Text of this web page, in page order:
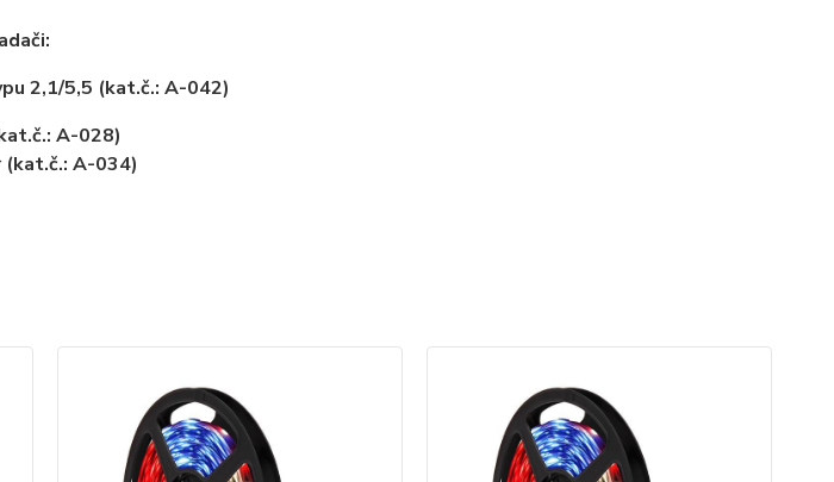
2,1/5,5 (kat.č.: A-042)
A-028)
(kat.č.: A-034)